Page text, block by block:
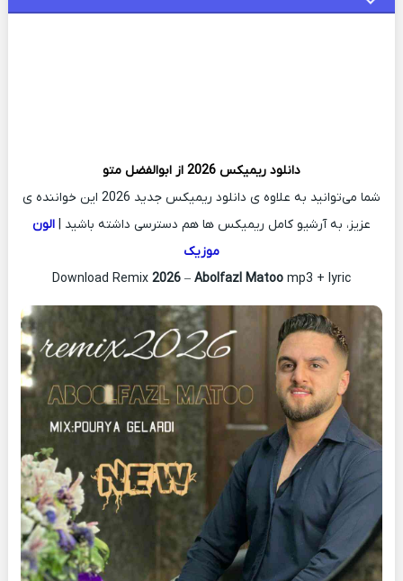
دانلود ریمیکس 2026 از
ابوالفضل متو
شما می‌توانید به علاوه ی دانلود ریمیکس جدید 2026 این خواننده ی
عزیز، به آرشیو کامل ریمیکس ها هم دسترسی داشته باشید | الون
موزیک
Download Remix 2026 – Abolfazl Matoo mp3 + lyric